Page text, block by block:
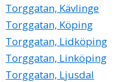
Torggatan, Kävlinge
Torggatan, Köping
Torggatan, Lidköping
Torggatan, Linköping
Torggatan, Ljusdal